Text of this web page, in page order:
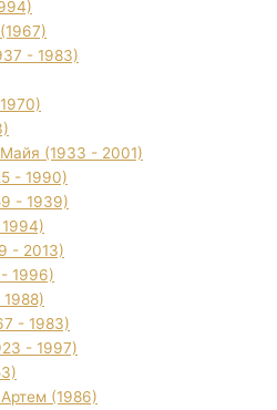
- 1983)
(1933 - 2001)
- 1990)
- 1939)
- 2013)
1996)
- 1983)
- 1997)
Артем (1986)